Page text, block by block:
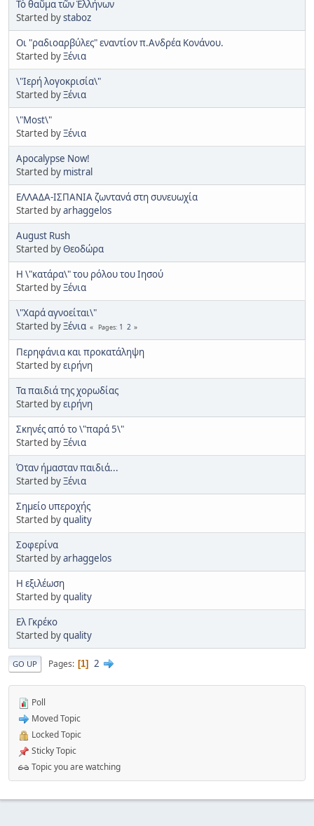
Τὸ θαῦμα τῶν Ἑλλήνων
Started bystaboz
Οι "ραδιοαρβύλες" εναντίον π.Ανδρέα Κονάνου.
Started byΞένια
\"Iερή λογοκρισία\"
Started byΞένια
\"Most\"
Started byΞένια
Apocalypse Now!
Started by mistral
ΕΛΛΑΔΑ-ΙΣΠΑΝΙΑ ζωντανά στη συνευωχία
Started byarhaggelos
August Rush
Started byΘεοδώρα
H \"κατάρα\" του ρόλου του Ιησού
Started byΞένια
\"Χαρά αγνοείται\"
Started byΞένια Pages 1 2
Περηφάνια και προκατάληψη
Started byειρήνη
Τα παιδιά της χορωδίας
Started byειρήνη
Σκηνές από το \"παρά 5\"
Started byΞένια
Όταν ήμασταν παιδιά...
Started byΞένια
Σημείο υπεροχής
Started byquality
Σοφερίνα
Started byarhaggelos
Η εξιλέωση
Started byquality
Ελ Γκρέκο
Started byquality
GO UP Pages 1 2
Poll
Moved Topic
Locked Topic
Sticky Topic
Topic you are watching